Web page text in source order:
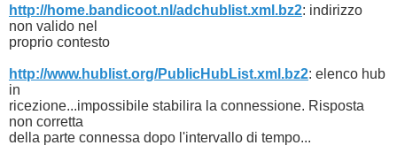
http://home.bandicoot.nl/adchublist.xml.bz2: indirizzo
non valido nel
proprio contesto
http://www.hublist.org/PublicHubList.xml.bz2: elenco hub
in
ricezione...impossibile stabilira la connessione. Risposta
non corretta
della parte connessa dopo l'intervallo di tempo...